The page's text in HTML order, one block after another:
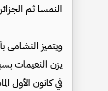
النمسا ثم الجزائر
ويتميز
في كانون الأول